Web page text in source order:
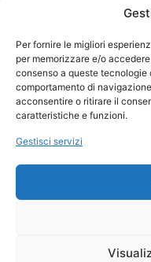
Per fornire le migliori
per memorizzare e/o
consenso a queste tecnologie
comportamento di
acconsentire o ritirare il
caratteristiche e funzioni.
Gestisci servizi
>U.C. GIORGIONE
Cookie